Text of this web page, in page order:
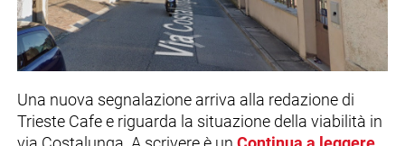
Una nuova segnalazione arriva alla redazione di
Trieste Cafe e riguarda la situazione della viabilità in